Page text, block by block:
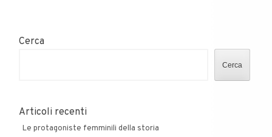
Cerca
Cerca
Articoli recenti
Le protagoniste femminili della storia